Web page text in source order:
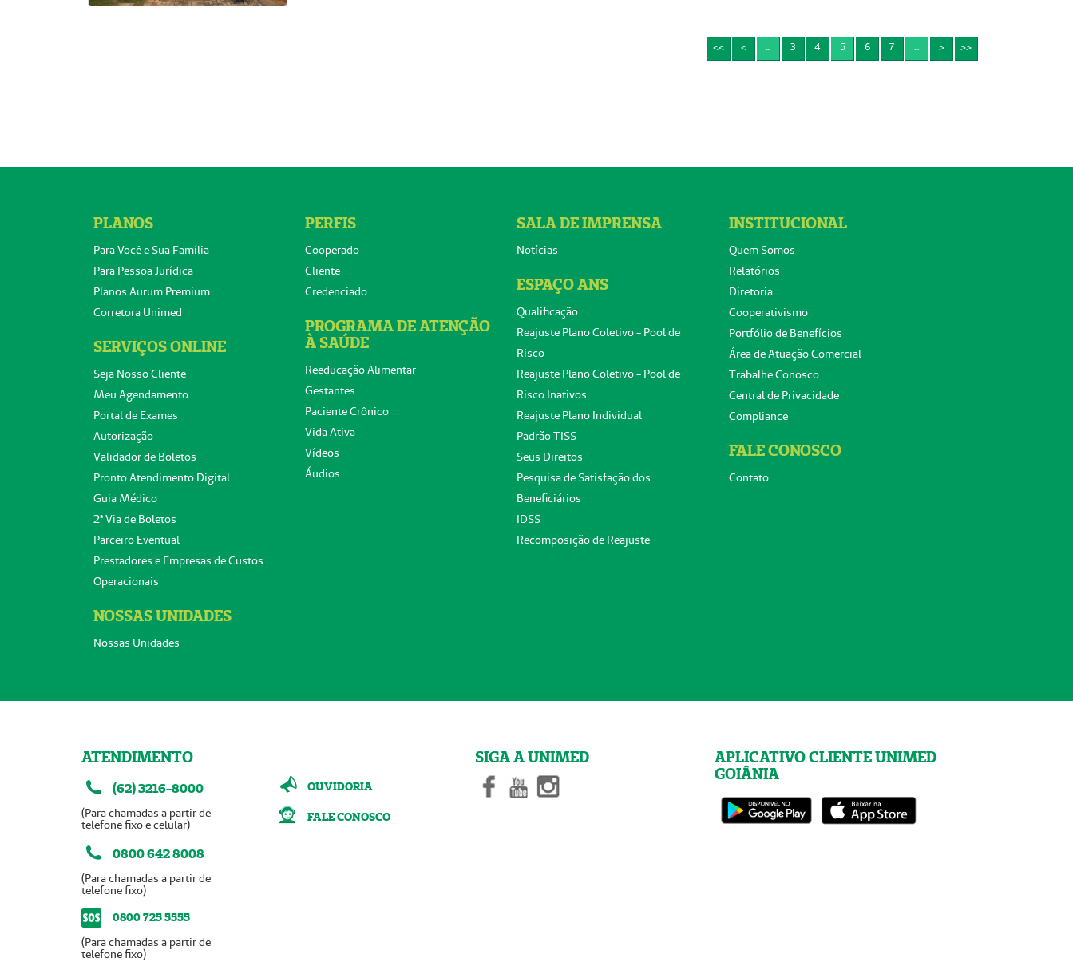
<< < ... 3 4 5 6 7 ... > >>
PLANOS
Para Você e Sua Família
Para Pessoa Jurídica
Planos Aurum Premium
Corretora Unimed
SERVIÇOS ONLINE
Seja Nosso Cliente
Meu Agendamento
Portal de Exames
Autorização
Validador de Boletos
Pronto Atendimento Digital
Guia Médico
2ª Via de Boletos
Parceiro Eventual
Prestadores e Empresas de Custos
Operacionais
NOSSAS UNIDADES
Nossas Unidades
PERFIS
Cooperado
Cliente
Credenciado
PROGRAMA DE ATENÇÃO
À SAÚDE
Reeducação Alimentar
Gestantes
Paciente Crônico
Vida Ativa
Vídeos
Áudios
SALA DE IMPRENSA
Notícias
ESPAÇO ANS
Qualificação
Reajuste Plano Coletivo - Pool de
Risco
Reajuste Plano Coletivo - Pool de
Risco Inativos
Reajuste Plano Individual
Padrão TISS
Seus Direitos
Pesquisa de Satisfação dos
Beneficiários
IDSS
Recomposição de Reajuste
INSTITUCIONAL
Quem Somos
Relatórios
Diretoria
Cooperativismo
Portfólio de Benefícios
Área de Atuação Comercial
Trabalhe Conosco
Central de Privacidade
Compliance
FALE CONOSCO
Contato
ATENDIMENTO
(62) 3216-8000
(Para chamadas a partir de
telefone fixo e celular)
0800 642 8008
(Para chamadas a partir de
telefone fixo)
0800 725 5555
(Para chamadas a partir de
telefone fixo)
OUVIDORIA
FALE CONOSCO
SIGA A UNIMED
APLICATIVO CLIENTE UNIMED
GOIÂNIA